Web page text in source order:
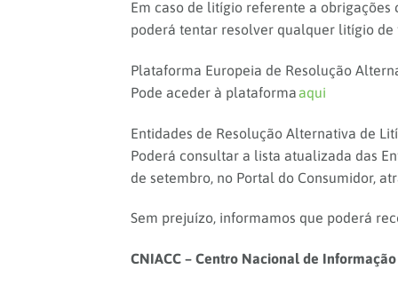
Em caso de litígio referente a obrigações
poderá tentar resolver qualquer litígio
Plataforma Europeia de Resolução
Pode aceder à plataformaaqui
Entidades de Resolução Alternativa de
Poderá consultar a lista atualizada das
de setembro, no Portal do Consumidor,
Sem prejuízo, informamos que poderá
CNIACC – Centro Nacional de